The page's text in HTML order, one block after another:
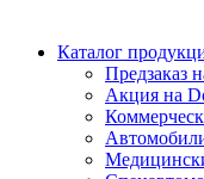
Каталог
Предзаказ
Акция на